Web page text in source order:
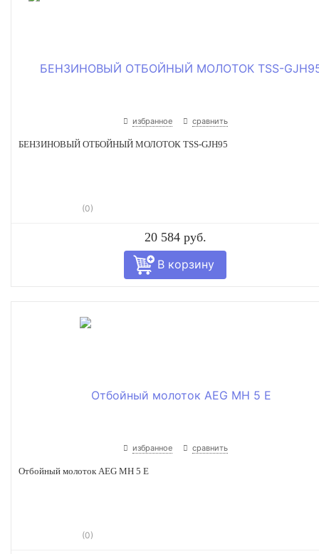
избранное сравнить
БЕНЗИНОВЫЙ ОТБОЙНЫЙ МОЛОТОК TSS-GJH95
(0)
20 584 руб.
избранное сравнить
Отбойный молоток AEG MH 5 E
(0)